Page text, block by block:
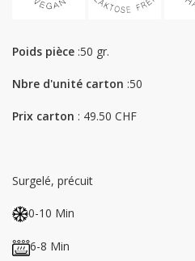
Poids pièce :50 gr.
Nbre d'unité carton :50
Prix carton : 49.50 CHF
Surgelé, précuit
0-10 Min
6-8 Min